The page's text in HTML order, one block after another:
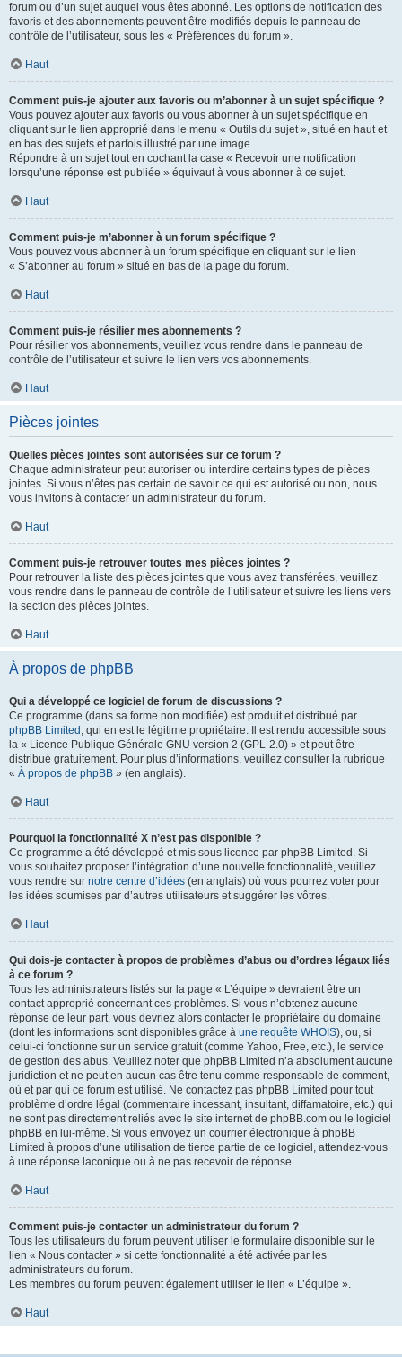
forum ou d’un sujet auquel vous êtes abonné. Les options de notification des
favoris et des abonnements peuvent être modifiés depuis le panneau de
contrôle de l’utilisateur, sous les « Préférences du forum ».
Haut
Comment puis-je ajouter aux favoris ou m’abonner à un sujet spécifique ?
Vous pouvez ajouter aux favoris ou vous abonner à un sujet spécifique en
cliquant sur le lien approprié dans le menu « Outils du sujet », situé en haut et
en bas des sujets et parfois illustré par une image.
Répondre à un sujet tout en cochant la case « Recevoir une notification
lorsqu’une réponse est publiée » équivaut à vous abonner à ce sujet.
Haut
Comment puis-je m’abonner à un forum spécifique ?
Vous pouvez vous abonner à un forum spécifique en cliquant sur le lien
« S’abonner au forum » situé en bas de la page du forum.
Haut
Comment puis-je résilier mes abonnements ?
Pour résilier vos abonnements, veuillez vous rendre dans le panneau de
contrôle de l’utilisateur et suivre le lien vers vos abonnements.
Haut
Pièces jointes
Quelles pièces jointes sont autorisées sur ce forum ?
Chaque administrateur peut autoriser ou interdire certains types de pièces
jointes. Si vous n’êtes pas certain de savoir ce qui est autorisé ou non, nous
vous invitons à contacter un administrateur du forum.
Haut
Comment puis-je retrouver toutes mes pièces jointes ?
Pour retrouver la liste des pièces jointes que vous avez transférées, veuillez
vous rendre dans le panneau de contrôle de l’utilisateur et suivre les liens vers
la section des pièces jointes.
Haut
À propos de phpBB
Qui a développé ce logiciel de forum de discussions ?
Ce programme (dans sa forme non modifiée) est produit et distribué par
phpBB Limited , qui en est le légitime propriétaire. Il est rendu accessible sous
la « Licence Publique Générale GNU version 2 (GPL-2.0) » et peut être
distribué gratuitement. Pour plus d’informations, veuillez consulter la rubrique
« À propos de phpBB » (en anglais).
Haut
Pourquoi la fonctionnalité X n’est pas disponible ?
Ce programme a été développé et mis sous licence par phpBB Limited. Si
vous souhaitez proposer l’intégration d’une nouvelle fonctionnalité, veuillez
vous rendre sur notre centre d’idées (en anglais) où vous pourrez voter pour
les idées soumises par d’autres utilisateurs et suggérer les vôtres.
Haut
Qui dois-je contacter à propos de problèmes d’abus ou d’ordres légaux liés
à ce forum ?
Tous les administrateurs listés sur la page « L’équipe » devraient être un
contact approprié concernant ces problèmes. Si vous n’obtenez aucune
réponse de leur part, vous devriez alors contacter le propriétaire du domaine
(dont les informations sont disponibles grâce à une requête WHOIS), ou, si
celui-ci fonctionne sur un service gratuit (comme Yahoo, Free, etc.), le service
de gestion des abus. Veuillez noter que phpBB Limited n’a absolument aucune
juridiction et ne peut en aucun cas être tenu comme responsable de comment,
où et par qui ce forum est utilisé. Ne contactez pas phpBB Limited pour tout
problème d’ordre légal (commentaire incessant, insultant, diffamatoire, etc.) qui
ne sont pas directement reliés avec le site internet de phpBB.com ou le logiciel
phpBB en lui-même. Si vous envoyez un courrier électronique à phpBB
Limited à propos d’une utilisation de tierce partie de ce logiciel, attendez-vous
à une réponse laconique ou à ne pas recevoir de réponse.
Haut
Comment puis-je contacter un administrateur du forum ?
Tous les utilisateurs du forum peuvent utiliser le formulaire disponible sur le
lien « Nous contacter » si cette fonctionnalité a été activée par les
administrateurs du forum.
Les membres du forum peuvent également utiliser le lien « L’équipe ».
Haut